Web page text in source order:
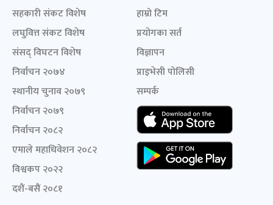
सहकारी संकट विशेष
लघुवित्त संकट विशेष
संसद् विघटन विशेष
निर्वाचन २०७४
स्थानीय चुनाव २०७९
निर्वाचन २०७९
निर्वाचन २०८२
एमाले महाधिवेशन २०८२
विश्वकप २०२२
दशैं-बसैं २०८१
हाम्रो टिम
प्रयोगका सर्त
विज्ञापन
प्राइभेसी पोलिसी
सम्पर्क